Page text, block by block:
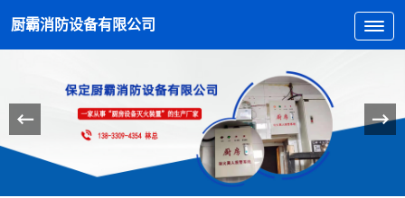
厨霸消防设备有限公司